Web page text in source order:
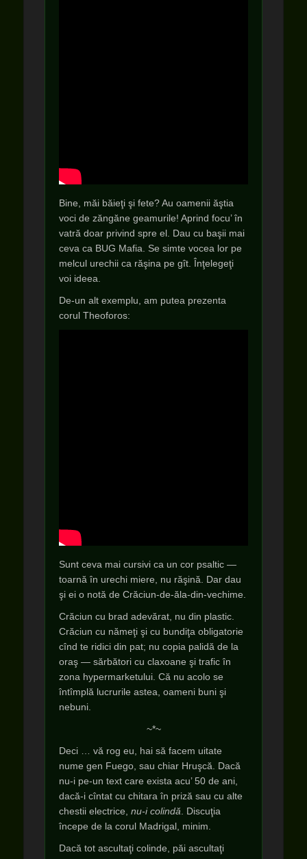
Bine, măi băieţi şi fete? Au oamenii ăştia
voci de zăngăne geamurile! Aprind focu’ în
vatră doar privind spre el. Dau cu başii mai
ceva ca BUG Mafia. Se simte vocea lor pe
melcul urechii ca răşina pe gît. Înţelegeţi
voi ideea.
De-un alt exemplu, am putea prezenta
corul Theoforos:
Sunt ceva mai cursivi ca un cor psaltic —
toarnă în urechi miere, nu răşină. Dar dau
şi ei o notă de Crăciun-de-ăla-din-vechime.
Crăciun cu brad adevărat, nu din plastic.
Crăciun cu nămeţi şi cu bundiţa obligatorie
cînd te ridici din pat; nu copia palidă de la
oraş — sărbători cu claxoane şi trafic în
zona hypermarketului. Că nu acolo se
întîmplă lucrurile astea, oameni buni şi
nebuni.
~*~
Deci … vă rog eu, hai să facem uitate
nume gen Fuego, sau chiar Hruşcă. Dacă
nu-i pe-un text care exista acu’ 50 de ani,
dacă-i cîntat cu chitara în priză sau cu alte
chestii electrice, nu-i colindă . Discuţia
începe de la corul Madrigal, minim.
Dacă tot ascultaţi colinde, păi ascultaţi